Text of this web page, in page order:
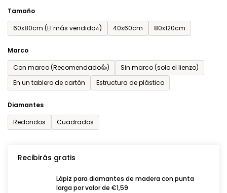
Tamaño
60x80cm (El más vendido⭐)
40x60cm 80x120cm
Marco
Con marco (Recomendado👍)
Sin marco (solo el lienzo)
En un tablero de cartón
Estructura de plástico
Diamantes
Redondos
Cuadrados
Recibirás gratis
Lápiz para diamantes de madera con punta
larga por valor de €1,59